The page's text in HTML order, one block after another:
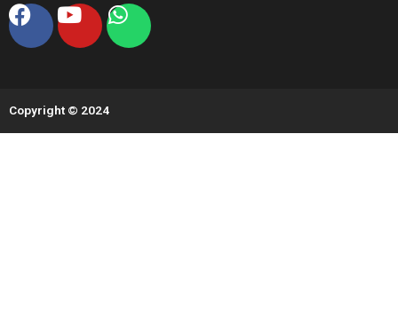
Facebook
YoutubeWhatsapp
Copyright © 2024